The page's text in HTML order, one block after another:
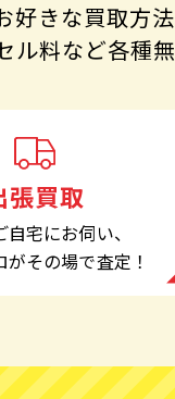
好きな買取方
ル料など各種無
張買取
宅にお伺い、
その場で査定！